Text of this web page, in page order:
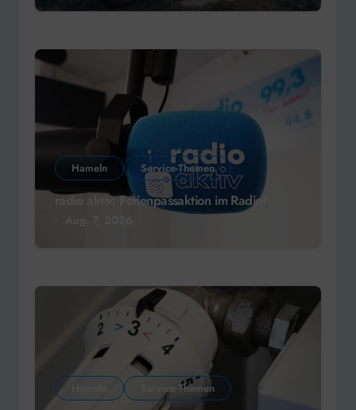
Hameln Service-Themen
radio aktiv: Ferienpassaktion im Radio!
Service-Themen